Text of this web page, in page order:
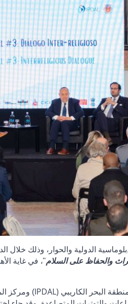
الدولية والحوار، وذلك
والحفاظ على السلام"، في غاية
البحر الكاريبي IPDAL)) ومركز